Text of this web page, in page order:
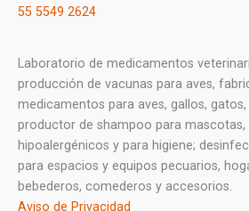
55 5549 2624
Laboratorio de medicamentos
producción de vacunas para aves,
medicamentos para aves, gallos,
productor de shampoo para mascotas,
hipoalergénicos y para higiene;
para espacios y equipos pecuarios,
bebederos, comederos y accesorios.
Aviso de Privacidad